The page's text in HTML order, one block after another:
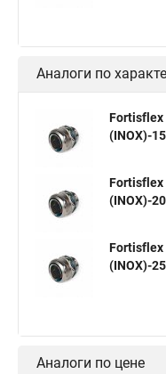
Аналоги по
(INOX)-
(INOX)-
(INOX)-
Аналоги по цене